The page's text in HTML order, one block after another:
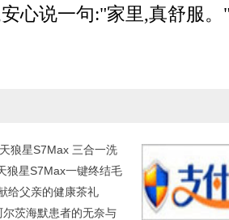
心说一句:"家里,真舒服。
狼星S7Max 三合一洗
狼星S7Max一键终结毛
给父亲的健康茶礼
尔茨海默患者的无奈与